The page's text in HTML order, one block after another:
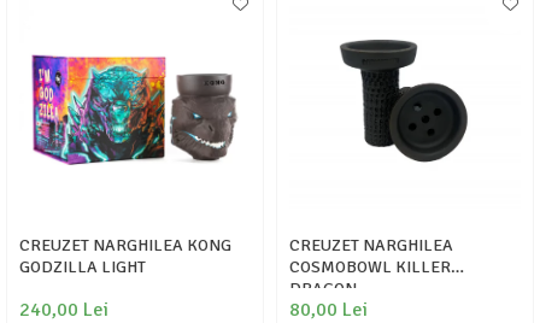
CREUZET NARGHILEA KONG
GODZILLA LIGHT
240,00 Lei
CREUZET NARGHILEA
COSMOBOWL KILLER
DRAGON
80,00 Lei